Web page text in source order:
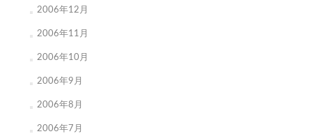
2006年12月
2006年11月
2006年10月
2006年9月
2006年8月
2006年7月